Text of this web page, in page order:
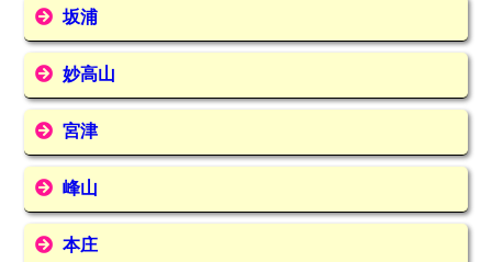
坂浦
妙高山
宮津
峰山
本庄